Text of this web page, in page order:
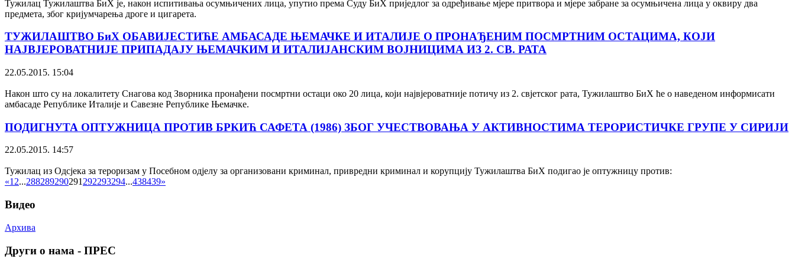
Тужилац Тужилаштва БиХ је, након испитивања осумњичених лица, упутио према Суду БиХ приједлог за одређивање мјере притвора и мјере забране за осумњичена лица у оквиру два
предмета, због кријумчарења дроге и цигарета.
ТУЖИЛАШТВО БиХ ОБАВИЈЕСТИЋЕ АМБАСАДЕ ЊЕМАЧКЕ И ИТАЛИЈЕ О ПРОНАЂЕНИМ ПОСМРТНИМ ОСТАЦИМА, КОЈИ
НАЈВЈЕРОВАТНИЈЕ ПРИПАДАЈУ ЊЕМАЧКИМ И ИТАЛИЈАНСКИМ ВОЈНИЦИМА ИЗ 2. СВ. РАТА
22.05.2015. 15:04
Након што су на локалитету Снагова код Зворника пронађени посмртни остаци око 20 лица, који највјероватније потичу из 2. свјетског рата, Тужилаштво БиХ ће о наведеном информисати
амбасаде Републике Италије и Савезне Републике Њемачке.
ПОДИГНУТА ОПТУЖНИЦА ПРОТИВ БРКИЋ САФЕТА (1986) ЗБОГ УЧЕСТВОВАЊА У АКТИВНОСТИМА ТЕРОРИСТИЧКЕ ГРУПЕ У СИРИЈИ
22.05.2015. 14:57
Тужилац из Одсјека за тероризам у Посебном одјелу за организовани криминал, привредни криминал и корупцију Тужилаштва БиХ подигао је оптужницу против:
«12...288289290291292293294...438439»
Видео
Архива
Други о нама - ПРЕС